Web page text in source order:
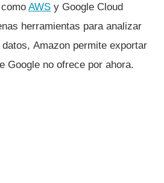
AWS y Google Cloud
herramientas para analizar
Amazon permite exportar
Google no ofrece por ahora.